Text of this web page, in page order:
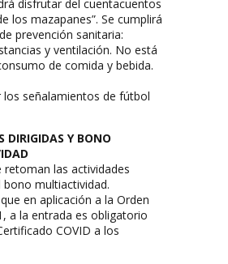
disfrutar del cuentacuentos
los mazapanes”. Se cumplirá
prevención sanitaria:
y ventilación. No está
de comida y bebida.
los señalamientos de fútbol
DIRIGIDAS Y BONO
retoman las actividades
bono multiactividad.
en aplicación a la Orden
a la entrada es obligatorio
COVID a los